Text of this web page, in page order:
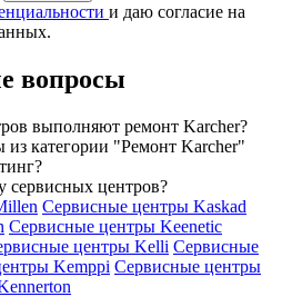
и даю согласие на
вопросы
выполняют ремонт Karcher?
из категории "Ремонт Karcher"
сервисных центров?
Сервисные центры Kaskad
Сервисные центры Keenetic
центры Kelli Сервисные
Kemppi Сервисные центры